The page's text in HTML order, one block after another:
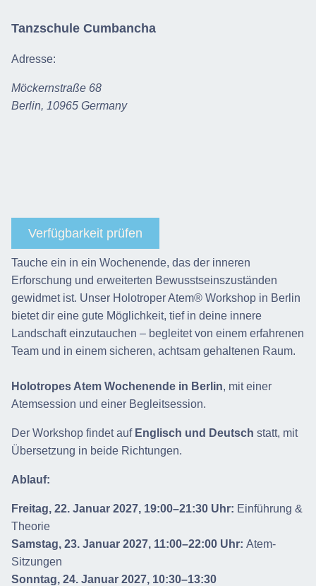
Tanzschule Cumbancha
Adresse:
Möckernstraße 68
Berlin, 10965 Germany
Verfügbarkeit prüfen
Tauche ein in ein Wochenende, das der inneren
Erforschung und erweiterten Bewusstseinszuständen
gewidmet ist. Unser Holotroper Atem® Workshop in Berlin
bietet dir eine gute Möglichkeit, tief in deine innere
Landschaft einzutauchen – begleitet von einem erfahrenen
Team und in einem sicheren, achtsam gehaltenen Raum.
Holotropes Atem Wochenende in Berlin, mit einer
Atemsession und einer Begleitsession.
Der Workshop findet auf Englisch und Deutsch statt, mit
Übersetzung in beide Richtungen.
Ablauf:
Freitag, 22. Januar 2027, 19:00–21:30 Uhr: Einführung &
Theorie
Samstag, 23. Januar 2027, 11:00–22:00 Uhr: Atem-
Sitzungen
Sonntag, 24. Januar 2027, 10:30–13:30